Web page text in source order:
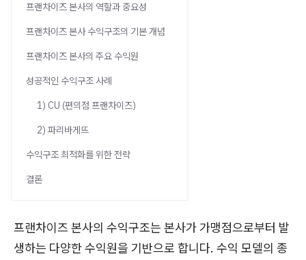
프랜차이즈 본사의 역할과 중요성
프랜차이즈 본사 수익구조의 기본 개념
프랜차이즈 본사의 주요 수익원
성공적인 수익구조 사례
1) CU (편의점 프랜차이즈)
2) 파리바게뜨
수익구조 최적화를 위한 전략
결론
프랜차이즈 본사의 수익구조는 본사가 가맹점으로부터 발
생하는 다양한 수익원을 기반으로 합니다. 수익 모델의 종